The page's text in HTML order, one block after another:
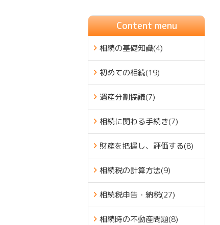
Content menu
相続の基礎知識(4)
初めての相続(19)
遺産分割協議(7)
相続に関わる手続き(7)
財産を把握し、評価する(8)
相続税の計算方法(9)
相続税申告・納税(27)
相続時の不動産問題(8)